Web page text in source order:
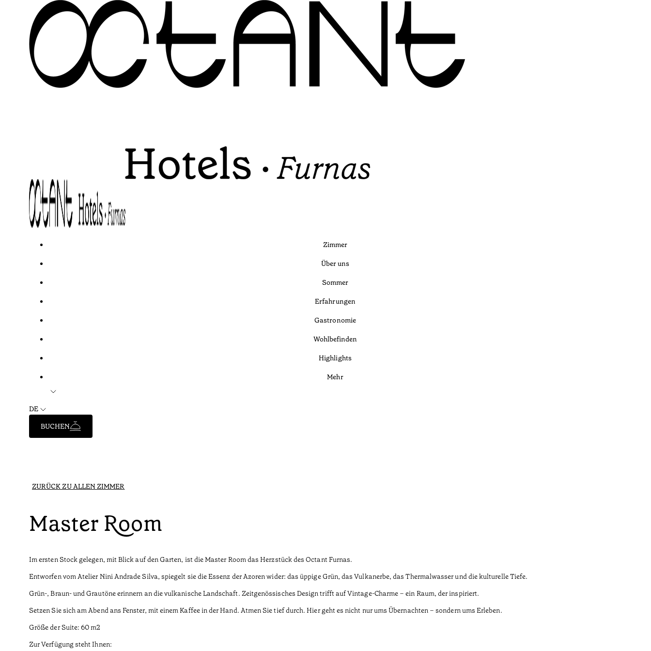
Zimmer
Über uns
Sommer
Erfahrungen
Gastronomie
Wohlbefinden
Highlights
Mehr
DE
BUCHEN
ZURÜCK ZU ALLEN ZIMMER
Master Room
Im ersten Stock gelegen, mit Blick auf den Garten, ist die Master Room das Herzstück des Octant Furnas.
Entworfen vom Atelier Nini Andrade Silva, spiegelt sie die Essenz der Azoren wider: das üppige Grün, das Vulkanerbe, das Thermalwasser und die kulturelle Tiefe.
Grün-, Braun- und Grautöne erinnern an die vulkanische Landschaft. Zeitgenössisches Design trifft auf Vintage-Charme – ein Raum, der inspiriert.
Setzen Sie sich am Abend ans Fenster, mit einem Kaffee in der Hand. Atmen Sie tief durch. Hier geht es nicht nur ums Übernachten – sondern ums Erleben.
Größe der Suite: 60 m2
Zur Verfügung steht Ihnen: